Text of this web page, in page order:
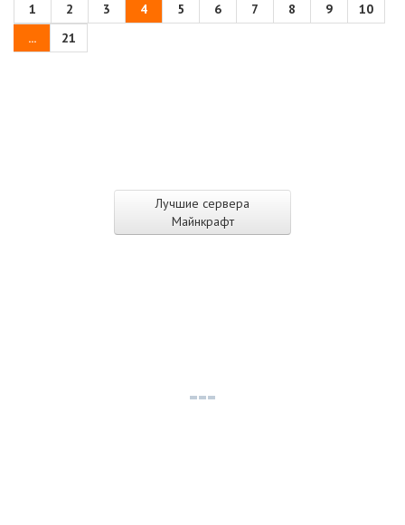
Лучшие сервера
Майнкрафт
1 2 3 4 5 6 7 8 9
10
...
21